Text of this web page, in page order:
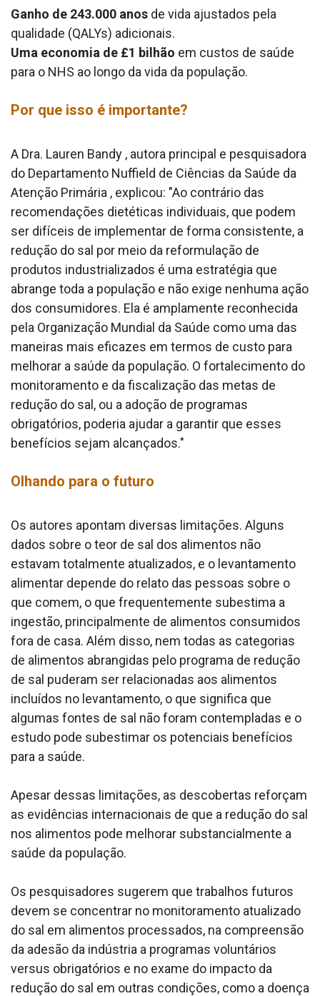
Ganho de 243.000 anos de vida ajustados pela
qualidade (QALYs) adicionais.
Uma economia de £1 bilhão em custos de saúde
para o NHS ao longo da vida da população.
Por que isso é importante?
A Dra. Lauren Bandy , autora principal e pesquisadora
do Departamento Nuffield de Ciências da Saúde da
Atenção Primária , explicou: "Ao contrário das
recomendações dietéticas individuais, que podem
ser difíceis de implementar de forma consistente, a
redução do sal por meio da reformulação de
produtos industrializados é uma estratégia que
abrange toda a população e não exige nenhuma ação
dos consumidores. Ela é amplamente reconhecida
pela Organização Mundial da Saúde como uma das
maneiras mais eficazes em termos de custo para
melhorar a saúde da população. O fortalecimento do
monitoramento e da fiscalização das metas de
redução do sal, ou a adoção de programas
obrigatórios, poderia ajudar a garantir que esses
benefícios sejam alcançados."
Olhando para o futuro
Os autores apontam diversas limitações. Alguns
dados sobre o teor de sal dos alimentos não
estavam totalmente atualizados, e o levantamento
alimentar depende do relato das pessoas sobre o
que comem, o que frequentemente subestima a
ingestão, principalmente de alimentos consumidos
fora de casa. Além disso, nem todas as categorias
de alimentos abrangidas pelo programa de redução
de sal puderam ser relacionadas aos alimentos
incluídos no levantamento, o que significa que
algumas fontes de sal não foram contempladas e o
estudo pode subestimar os potenciais benefícios
para a saúde.
Apesar dessas limitações, as descobertas reforçam
as evidências internacionais de que a redução do sal
nos alimentos pode melhorar substancialmente a
saúde da população.
Os pesquisadores sugerem que trabalhos futuros
devem se concentrar no monitoramento atualizado
do sal em alimentos processados, na compreensão
da adesão da indústria a programas voluntários
versus obrigatórios e no exame do impacto da
redução do sal em outras condições, como a doença